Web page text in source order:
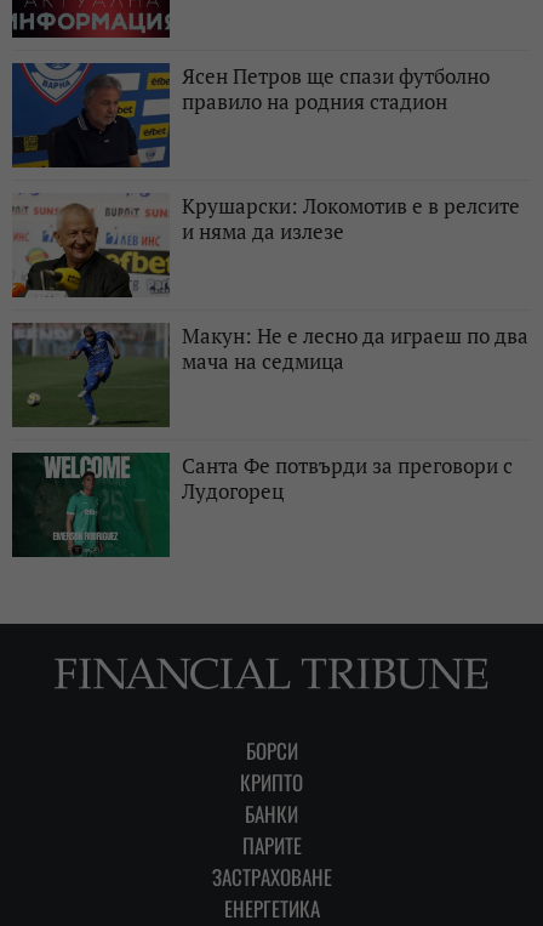
Ясен Петров ще спази футболно
правило на родния стадион
Крушарски: Локомотив е в релсите
и няма да излезе
Макун: Не е лесно да играеш по два
мача на седмица
Санта Фе потвърди за преговори с
Лудогорец
БОРСИ
КРИПТО
БАНКИ
ПАРИТЕ
ЗАСТРАХОВАНЕ
ЕНЕРГЕТИКА